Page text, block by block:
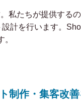
私たちが提供する
計を行います。
制作・集客改